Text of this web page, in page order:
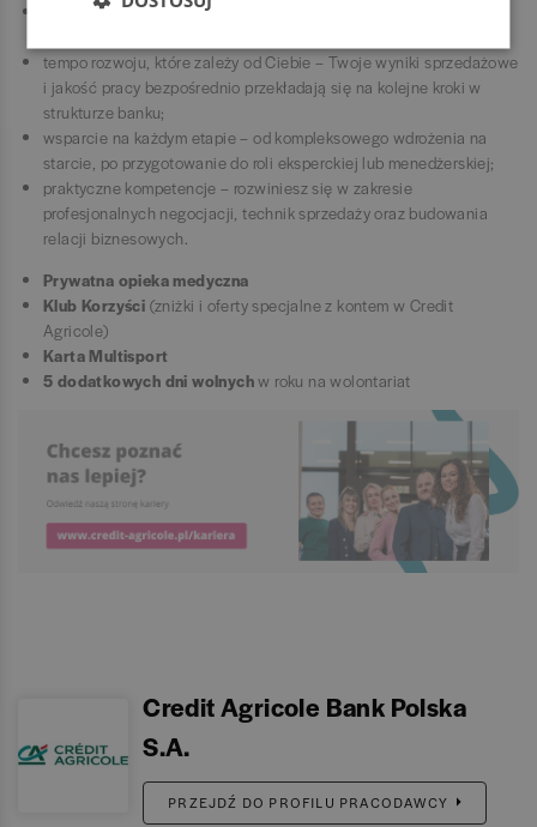
transparentną ścieżkę awansu – jasne kryteria, które określają
tempo rozwoju, które zależy od Ciebie – Twoje wyniki sprzedażowe
i jakość pracy bezpośrednio przekładają się na kolejne kroki w
strukturze banku;
wsparcie na każdym etapie – od kompleksowego wdrożenia na
starcie, po przygotowanie do roli eksperckiej lub menedżerskiej;
praktyczne kompetencje – rozwiniesz się w zakresie
profesjonalnych negocjacji, technik sprzedaży oraz budowania
relacji biznesowych.
Prywatna opieka medyczna
Klub Korzyści (zniżki i oferty specjalne z kontem w Credit
Agricole)
Karta Multisport
5 dodatkowych dni wolnychw roku na wolontariat
Credit Agricole Bank Polska
S.A.
PRZEJDŹ DO PROFILU PRACODAWCY